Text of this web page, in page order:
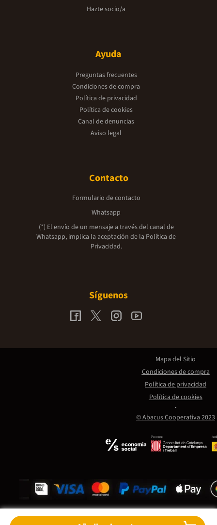
Hazte socio/a
Ayuda
Preguntas frecuentes
Condiciones de compra
Política de privacidad
Política de cookies
Canal de denuncias
Aviso legal
Contacto
Formulario de contacto
Whatsapp
(*) El envío de un mensaje a través del canal de
Whatsapp, implica la aceptación de la Política de
Privacidad.
Síguenos
Promou:
© Abacus Cooperativa 2023
Mapa del Sitio
Condiciones de compra
Política de privacidad
Política de cookies